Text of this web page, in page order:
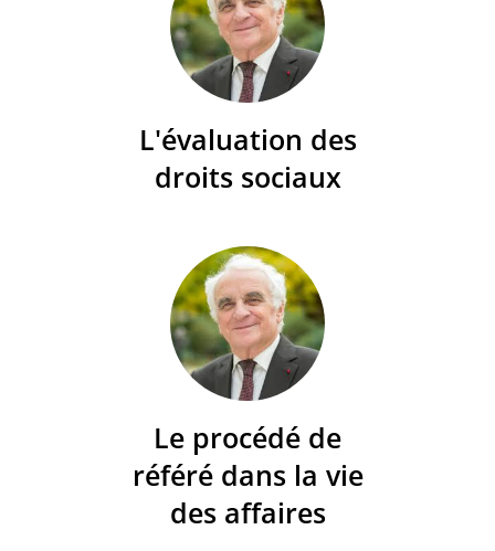
L'évaluation des
droits sociaux
Le procédé de
référé dans la vie
des affaires